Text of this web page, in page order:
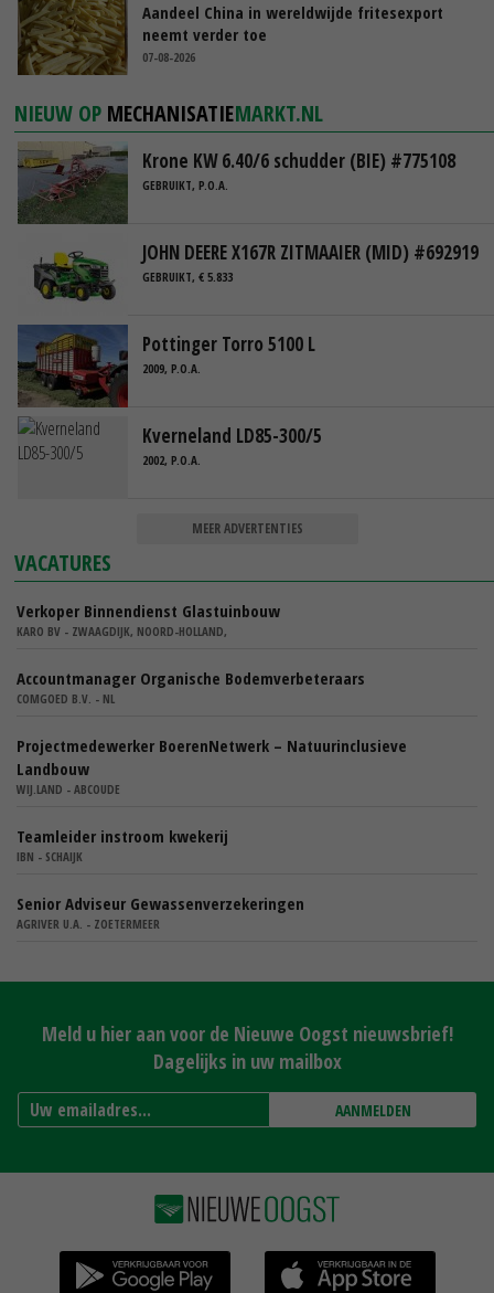
Aandeel China in wereldwijde fritesexport
neemt verder toe
07-08-2026
NIEUW OP MECHANISATIEMARKT.NL
Krone KW 6.40/6 schudder (BIE) #775108
GEBRUIKT, P.O.A.
JOHN DEERE X167R ZITMAAIER (MID) #692919
GEBRUIKT, € 5.833
Pottinger Torro 5100 L
2009, P.O.A.
Kverneland LD85-300/5
2002, P.O.A.
MEER ADVERTENTIES
VACATURES
Verkoper Binnendienst Glastuinbouw
KARO BV - ZWAAGDIJK, NOORD-HOLLAND,
Accountmanager Organische Bodemverbeteraars
COMGOED B.V. - NL
Projectmedewerker BoerenNetwerk – Natuurinclusieve
Landbouw
WIJ.LAND - ABCOUDE
Teamleider instroom kwekerij
IBN - SCHAIJK
Senior Adviseur Gewassenverzekeringen
AGRIVER U.A. - ZOETERMEER
Meld u hier aan voor de Nieuwe Oogst nieuwsbrief!
Dagelijks in uw mailbox
AANMELDEN